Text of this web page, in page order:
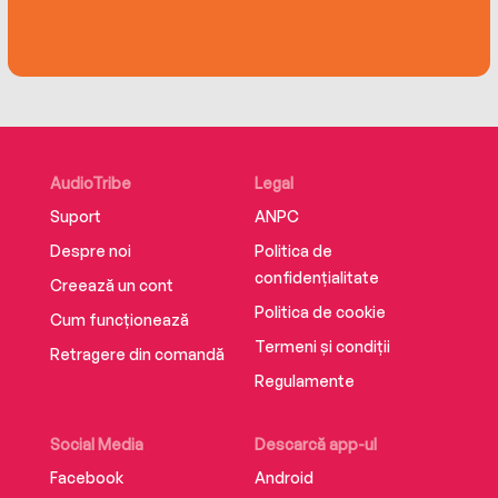
Karin Slaughter’s previous novel The Silent Wife
AudioTribe
Suport
Despre noi
Creează un cont
Cum funcționează
Retragere din comandă
Social Media
Facebook
Descarcă app-ul
Android
Legal
ANPC
Politica de
confidențialitate
Politica de cookie
Termeni și condiții
Regulamente